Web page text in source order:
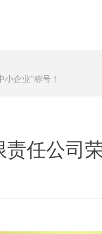
任公司
企业”称号！